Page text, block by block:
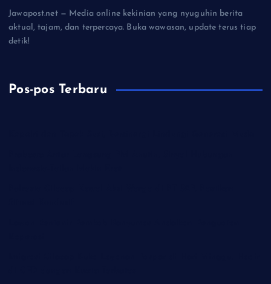
Jawapost.net — Media online kekinian yang nyuguhin berita
aktual, tajam, dan terpercaya. Buka wawasan, update terus tiap
detik!
Pos-pos Terbaru